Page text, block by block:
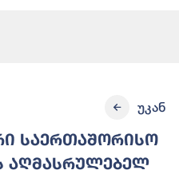
საერთაშორისო
აღმასრულებელ
უკან